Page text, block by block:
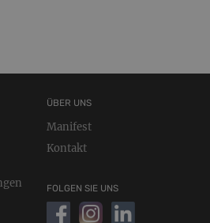
ÜBER UNS
Manifest
Kontakt
FOLGEN SIE UNS